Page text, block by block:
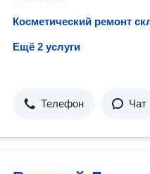
Косметический ремонт
Ещё 2 услуги
Телефон Чат